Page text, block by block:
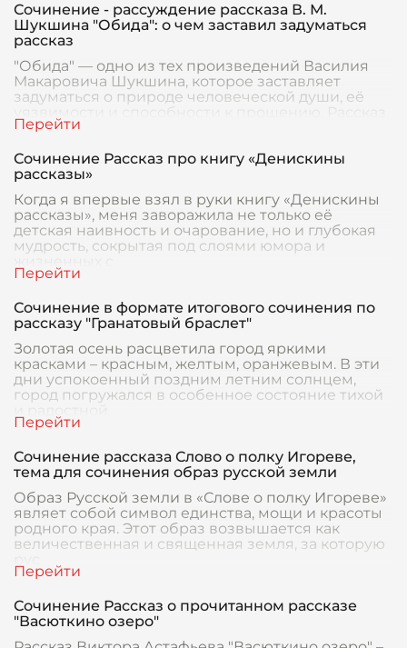
Сочинение - рассуждение рассказа В. М.
Шукшина "Обида": о чем заставил задуматься
рассказ
"Обида" — одно из тех произведений Василия
Макаровича Шукшина, которое заставляет
задуматься о природе человеческой души, её
уязвимости и способности к прощению. Рассказ
раскрывает
Сочинение Рассказ про книгу «Денискины
рассказы»
Когда я впервые взял в руки книгу «Денискины
рассказы», меня заворажила не только её
детская наивность и очарование, но и глубокая
мудрость, сокрытая под слоями юмора и
Сочинение в формате итогового сочинения по
рассказу "Гранатовый браслет"
Золотая осень расцветила город яркими
красками – красным, желтым, оранжевым. В эти
дни успокоенный поздним летним солнцем,
город погружался в особенное состояние тихой
Сочинение рассказа Слово о полку Игореве,
тема для сочинения образ русской земли
Образ Русской земли в «Слове о полку Игореве»
являет собой символ единства, мощи и красоты
родного края. Этот образ возвышается как
величественная и священная земля, за которую
Сочинение Рассказ о прочитанном рассказе
"Васюткино озеро"